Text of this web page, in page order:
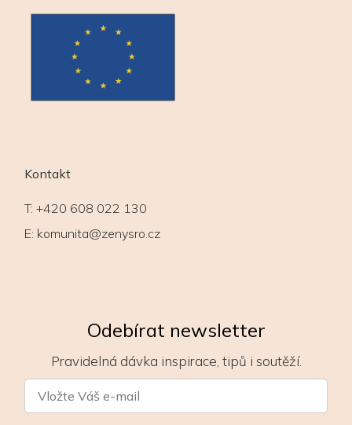
Kontakt
T: +420 608 022 130
E: komunita@zenysro.cz
Odebírat newsletter
Pravidelná dávka inspirace, tipů i soutěží.